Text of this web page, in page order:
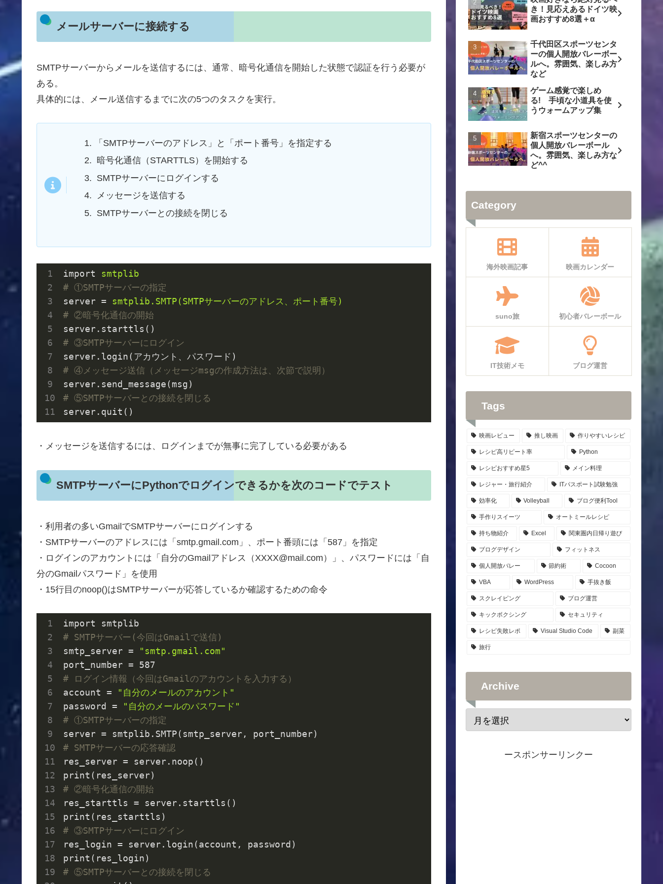
メールサーバーに接続する
SMTPサーバーからメールを送信するには、通常、暗号化通信を開始した状態で認証を行う必要が
ある。
具体的には、メール送信するまでに次の5つのタスクを実行。
「SMTPサーバーのアドレス」と「ポート番号」を指定する
暗号化通信（STARTTLS）を開始する
SMTPサーバーにログインする
メッセージを送信する
SMTPサーバーとの接続を閉じる
import
smtplib
# ①SMTPサーバーの指定
server = smtplib.SMTP(SMTPサーバーのアドレス、ポート番号)
# ②暗号化通信の開始
server.starttls()
# ③SMTPサーバーにログイン
server.login(アカウント、パスワード)
# ④メッセージ送信（メッセージmsgの作成方法は、次節で説明）
server.send_message(msg)
# ⑤SMTPサーバーとの接続を閉じる
server.quit()
・メッセージを送信するには、ログインまでが無事に完了している必要がある
SMTPサーバーにPythonでログインできるかを次のコードでテスト
・利用者の多いGmailでSMTPサーバーにログインする
・SMTPサーバーのアドレスには「smtp.gmail.com」、ポート番頭には「587」を指定
・ログインのアカウントには「自分のGmailアドレス（XXXX@mail.com）」、パスワードには「自
分のGmailパスワード」を使用
・15行目のnoop()はSMTPサーバーが応答しているか確認するための命令
# SMTPサーバー(今回はGmailで送信)
smtp_server =
"smtp.gmail.com"
# ログイン情報（今回はGmailのアカウントを入力する）
account =
"自分のメールのアカウント"
password =
"自分のメールのパスワード"
# ①SMTPサーバーの指定
# SMTPサーバーの応答確認
res_server = server.noop()
# ②暗号化通信の開始
res_starttls = server.starttls()
# ③SMTPサーバーにログイン
res_login = server.login(account, password)
# ⑤SMTPサーバーとの接続を閉じる
き！見応えあるドイツ映
画おすすめ8選＋α
千代田区スポーツセンタ
ーの個人開放バレーボー
ルへ。雰囲気、楽しみ方
など
ゲーム感覚で楽しめ
る! 手頃な小道具を使
うウォームアップ集
新宿スポーツセンターの
個人開放バレーボール
へ。雰囲気、楽しみ方な
ど^^
Category
海外映画記事 映画カレンダー
suno旅 初心者バレーボール
IT技術メモ ブログ運営
Tags
映画レビュー 推し映画 作りやすいレシピ
レシピ高リピート率 Python
レシピおすすめ星5 メイン料理
レジャー・旅行紹介 ITパスポート試験勉強
効率化 Volleyball ブログ便利Tool
手作りスイーツ オートミールレシピ
持ち物紹介 Excel 関東圏内日帰り遊び
ブログデザイン フィットネス
個人開放バレー 節約術 Cocoon
VBA WordPress 手抜き飯
スクレイピング ブログ運営
キックボクシング セキュリティ
レシピ失敗レポ Visual Studio Code 副菜
旅行
Archive
ースポンサーリンクー